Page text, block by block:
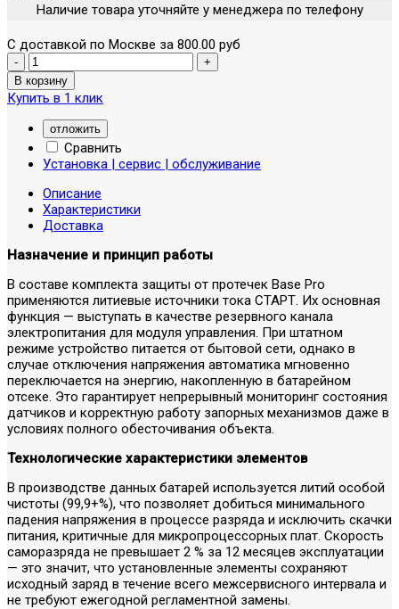
Наличие товара уточняйте у менеджера по телефону
С доставкой по Москве за 800.00 руб
Купить в 1 клик
отложить
Сравнить
Установка | сервис | обслуживание
Описание
Характеристики
Доставка
Назначение и принцип работы
В составе комплекта защиты от протечек Base Pro
применяются литиевые источники тока СТАРТ. Их основная
функция — выступать в качестве резервного канала
электропитания для модуля управления. При штатном
режиме устройство питается от бытовой сети, однако в
случае отключения напряжения автоматика мгновенно
переключается на энергию, накопленную в батарейном
отсеке. Это гарантирует непрерывный мониторинг состояния
датчиков и корректную работу запорных механизмов даже в
условиях полного обесточивания объекта.
Технологические характеристики элементов
В производстве данных батарей используется литий особой
чистоты (99,9+%), что позволяет добиться минимального
падения напряжения в процессе разряда и исключить скачки
питания, критичные для микропроцессорных плат. Скорость
саморазряда не превышает 2 % за 12 месяцев эксплуатации
— это значит, что установленные элементы сохраняют
исходный заряд в течение всего межсервисного интервала и
не требуют ежегодной регламентной замены.